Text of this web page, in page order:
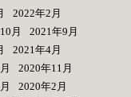
2022年2月
月
2021年9月
2021年4月
2020年11月
2020年2月